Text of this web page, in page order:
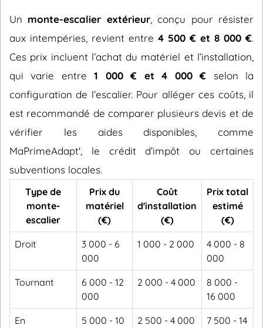
Un monte-escalier extérieur, conçu pour résister
aux intempéries, revient entre 4 500 € et 8 000 €.
Ces prix incluent l’achat du matériel et l’installation,
qui varie entre1 000 € et 4 000 € selon la
configuration de l’escalier. Pour alléger ces coûts, il
est recommandé de comparer plusieurs devis et de
vérifier les aides disponibles, comme
MaPrimeAdapt', le crédit d’impôt ou certaines
subventions locales.
Type de
monte-
escalier
Prix du
matériel
(€)
Coût
d'installation
(€)
Prix total
estimé
(€)
Droit
3 000 - 6
000
1 000 - 2 000
4 000 - 8
000
Tournant
6 000 - 12
000
2 000 - 4 000
8 000 -
16 000
En
5 000 - 10
2 500 - 4 000
7 500 - 14